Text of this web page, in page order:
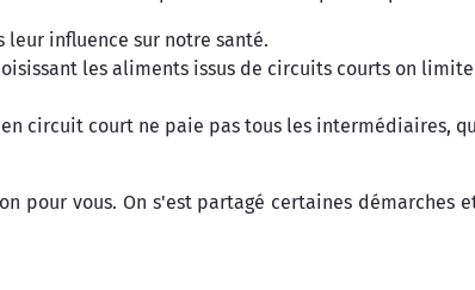
influence sur notre santé.
les aliments issus de circuits courts on
circuit court ne paie pas tous les intermédiaires,
pour vous. On s'est partagé certaines démarches